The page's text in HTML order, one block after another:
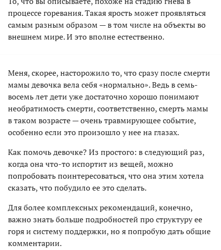
процессе горевания. Такая ярость может проявляться
самым разным образом — в том числе на объекты во
внешнем мире. И это вполне естественно.
Меня, скорее, насторожило то, что сразу после смерти
мамы девочка вела себя «нормально». Ведь в семь-
восемь лет дети уже достаточно хорошо понимают
необратимость смерти, соответственно, смерть мамы
в таком возрасте — очень травмирующее событие,
особенно если это произошло у нее на глазах.
Как помочь девочке? Из простого: в следующий раз,
когда она что-то испортит из вещей, можно
попробовать поинтересоваться, что она этим хотела
сказать, что побудило ее это сделать.
Для более комплексных рекомендаций, конечно,
важно знать больше подробностей про структуру ее
горя и систему поддержки, но я попробую дать общие
комментарии.